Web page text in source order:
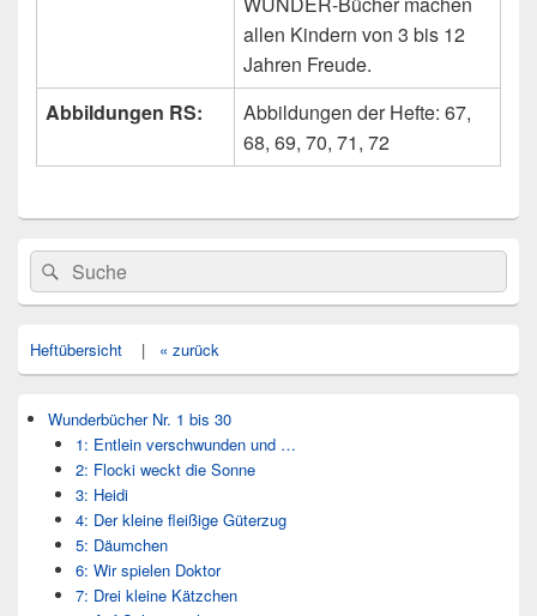
allen Kindern von 3 bis 12
Jahren Freude.
Abbildungen RS:
Abbildungen der Hefte: 67,
68, 69, 70, 71, 72
Primärer
Seitenleisten
Widget-
Bereich
Search
for:
Suche
Heftübersicht | « zurück
Wunderbücher Nr. 1 bis 30
1: Entlein verschwunden und …
2: Flocki weckt die Sonne
3: Heidi
4: Der kleine fleißige Güterzug
5: Däumchen
6: Wir spielen Doktor
7: Drei kleine Kätzchen